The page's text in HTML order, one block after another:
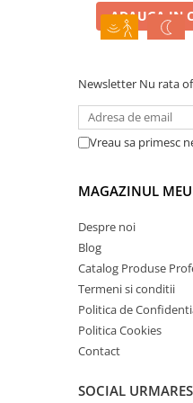
ADAUGA IN
Newsletter Nu rata
Vreau sa primesc
MAGAZINUL MEU
Despre noi
Blog
Catalog Produse
Termeni si conditii
Politica de
Politica Cookies
Contact
SOCIAL